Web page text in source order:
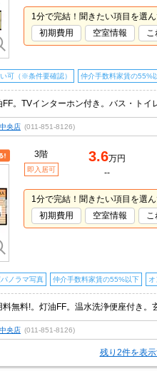
1分で完結！聞きたい項目を選
初期費用
空室情報
可（※条件要確認） 仲介手数料家賃の55%
央店 (011-851-8126)
3階
即入居可
3.6万円
--
1分で完結！聞きたい項目を選
初期費用
空室情報
ノラマ写真 仲介手数料家賃の55%以下
央店 (011-851-8126)
残り2件を表